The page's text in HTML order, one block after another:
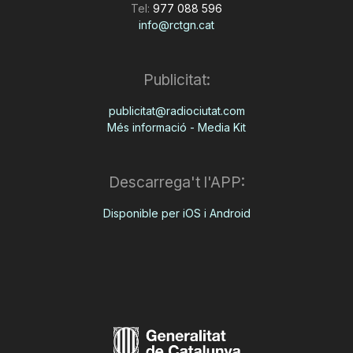
Tel: 977 088 596
info@rctgn.cat
Publicitat:
publicitat@radiociutat.com
Més informació - Media Kit
Descarrega't l'APP:
Disponible per iOS i Android